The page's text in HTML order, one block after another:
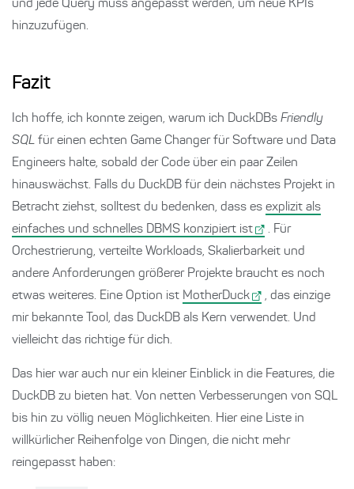
und jede Query muss angepasst werden, um neue KPIs
hinzuzufügen.
Fazit
Ich hoffe, ich konnte zeigen, warum ich DuckDBs Friendly
SQL für einen echten Game Changer für Software und Data
Engineers halte, sobald der Code über ein paar Zeilen
hinauswächst. Falls du DuckDB für dein nächstes Projekt in
Betracht ziehst, solltest du bedenken, dass es explizit als
einfaches und schnelles DBMS konzipiert ist
. Für
Orchestrierung, verteilte Workloads, Skalierbarkeit und
andere Anforderungen größerer Projekte braucht es noch
etwas weiteres. Eine Option ist MotherDuck
, das einzige
mir bekannte Tool, das DuckDB als Kern verwendet. Und
vielleicht das richtige für dich.
Das hier war auch nur ein kleiner Einblick in die Features, die
DuckDB zu bieten hat. Von netten Verbesserungen von SQL
bis hin zu völlig neuen Möglichkeiten. Hier eine Liste in
willkürlicher Reihenfolge von Dingen, die nicht mehr
reingepasst haben: